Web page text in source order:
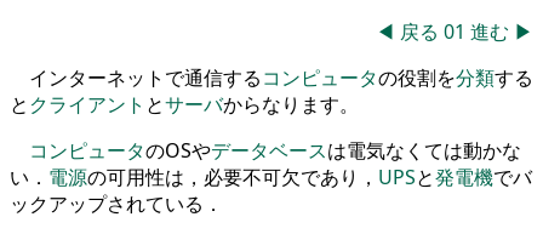
◀ 戻る 01 進む ▶
インターネッ ト で通信するコンピュータの役割を分類する
と クライアント とサーバからなります。
コンピュータのOSやデータベースは電気なくては動かな
い ． 電源の可用性は ， 必要不可欠であり ， UPSと発電機でバ
ックアップされている ．